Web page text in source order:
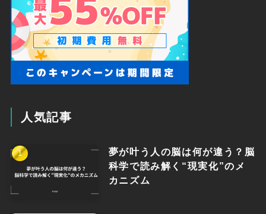
人気記事
夢が叶う人の脳は何が違う？脳
科学で読み解く“現実化”のメ
カニズム